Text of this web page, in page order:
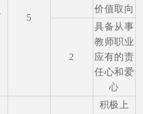
5
价值取向
2
具备从事
教师职业
应有的责
任心和爱
心
积极上